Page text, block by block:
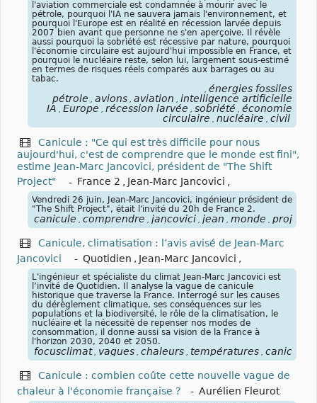
l'aviation commerciale est condamnée à mourir avec le
pétrole, pourquoi l'IA ne sauvera jamais l'environnement, et
pourquoi l'Europe est en réalité en récession larvée depuis
2007 bien avant que personne ne s'en aperçoive. Il révèle
aussi pourquoi la sobriété est récessive par nature, pourquoi
l'économie circulaire est aujourd'hui impossible en France, et
pourquoi le nucléaire reste, selon lui, largement sous-estimé
en termes de risques réels comparés aux barrages ou au
tabac.
énergies fossiles
pétrole
avions aviation
intelligence artificielle
IA
Europe récession larvée sobriété
économie
circulaire
nucléaire civil
Canicule : "Ce qui est très difficile pour nous
aujourd'hui, c'est de comprendre que le monde est fini",
estime Jean-Marc Jancovici, président de "The Shift
Project"
- France 2 , Jean-Marc Jancovici ,
Vendredi 26 juin, Jean-Marc Jancovici, ingénieur président de
"The Shift Project", était l'invité du 20h de France 2.
canicule , comprendre , jancovici , jean , monde , project
Canicule, climatisation : l’avis avisé de Jean-Marc
Jancovici
- Quotidien , Jean-Marc Jancovici ,
L'ingénieur et spécialiste du climat Jean-Marc Jancovici est
l’invité de Quotidien. Il analyse la vague de canicule
historique que traverse la France. Interrogé sur les causes
du dérèglement climatique, ses conséquences sur les
populations et la biodiversité, le rôle de la climatisation, le
nucléaire et la nécessité de repenser nos modes de
consommation, il donne aussi sa vision de la France à
l'horizon 2030, 2040 et 2050.
focusclimat vagues chaleurs températures canicules
Canicule : combien coûte cette nouvelle vague de
chaleur à l'économie française ?
- Aurélien Fleurot